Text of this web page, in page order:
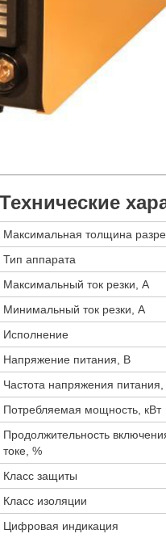
Технические
Максимальная толщина
Тип аппарата
Максимальный ток резки, А
Минимальный ток резки, А
Исполнение
Напряжение питания, В
Частота напряжения питания,
Потребляемая мощность, кВт
Продолжительность
токе, %
Класс защиты
Класс изоляции
Цифровая индикация